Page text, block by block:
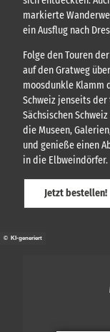
markierte
ein Ausflug nach
Folge den Touren
auf den Gratweg
moosdunkle Klamm
Schweiz jenseits
Sächsischen
die Museen,
und genieße einen
in die Elbweindörfer.
Jetzt bestellen!
© KI-generiert